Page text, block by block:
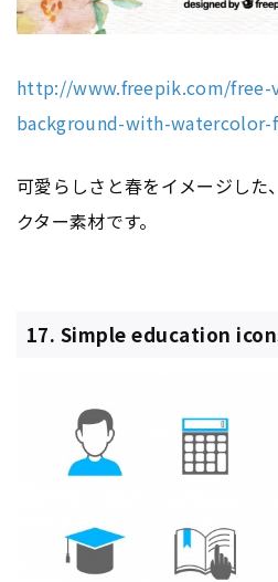
http://www.freepik.com/
background-with-watercolor-
可愛らしさと春をイメージした
クター素材です。
17. Simple education